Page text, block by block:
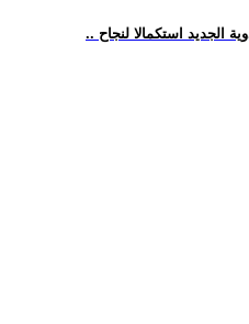
الجديد استكمالا لنجاح